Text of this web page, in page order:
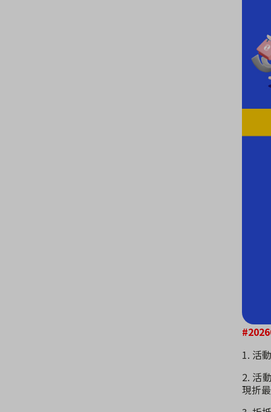
1. 活
2. 活
現折